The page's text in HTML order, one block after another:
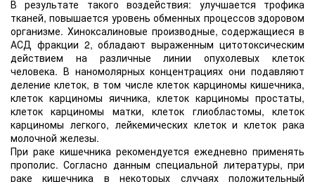
В результате такого воздействия: улучшается трофика
тканей, повышается уровень обменных процессов здоровом
организме. Хиноксалиновые производные, содержащиеся в
АСД фракции 2, обладают выраженным цитотоксическим
действием на различные линии опухолевых клеток
человека. В наномолярных концентрациях они подавляют
деление клеток, в том числе клеток карциномы кишечника,
клеток карциномы яичника, клеток карциномы простаты,
клеток карциномы матки, клеток глиобластомы, клеток
карциномы легкого, лейкемических клеток и клеток рака
молочной железы.
При раке кишечника рекомендуется ежедневно применять
прополис. Согласно данным специальной литературы, при
раке кишечника в некоторых случаях положительный